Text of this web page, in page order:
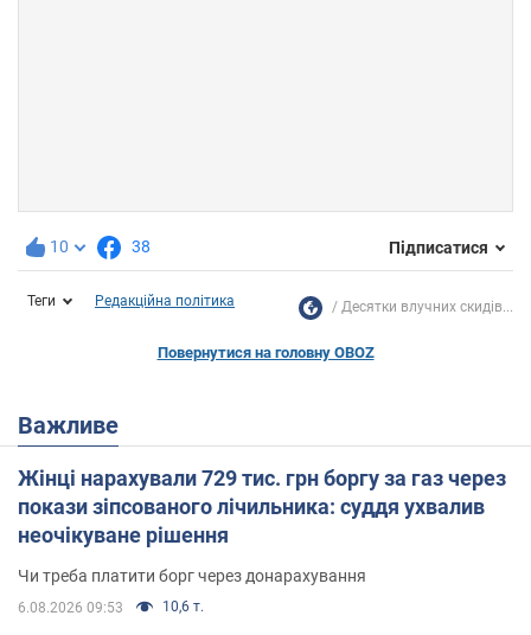
10 38 Підписатися
Теги Редакційна політика Десятки влучних скидів...
Повернутися на головну OBOZ
Важливе
Жінці нарахували 729 тис. грн боргу за газ через
покази зіпсованого лічильника: суддя ухвалив
неочікуване рішення
Чи треба платити борг через донарахування
6.08.2026 09:53 10,6 т.